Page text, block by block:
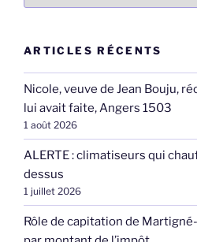
ARTICLES RÉCENTS
Nicole, veuve de Jean Bouju,
lui avait faite, Angers 1503
1 août 2026
ALERTE : climatiseurs qui
dessus
1 juillet 2026
Rôle de capitation de